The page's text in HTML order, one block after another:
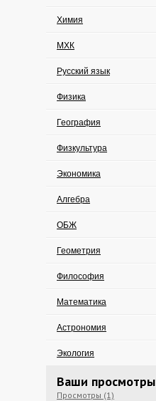
Химия
МХК
Русский язык
Физика
География
Физкультура
Экономика
Алгебра
ОБЖ
Геометрия
Философия
Математика
Астрономия
Экология
Ваши просмотры
Просмотры (1)